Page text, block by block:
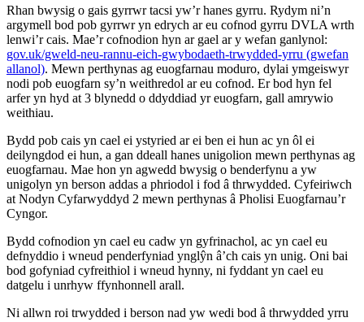
Rhan bwysig o gais gyrrwr tacsi yw’r hanes gyrru. Rydym ni’n
argymell bod pob gyrrwr yn edrych ar eu cofnod gyrru DVLA wrth
lenwi’r cais. Mae’r cofnodion hyn ar gael ar y wefan ganlynol:
gov.uk/gweld-neu-rannu-eich-gwybodaeth-trwydded-yrru (gwefan
allanol). Mewn perthynas ag euogfarnau moduro, dylai ymgeiswyr
nodi pob euogfarn sy’n weithredol ar eu cofnod. Er bod hyn fel
arfer yn hyd at 3 blynedd o ddyddiad yr euogfarn, gall amrywio
weithiau.
Bydd pob cais yn cael ei ystyried ar ei ben ei hun ac yn ôl ei
deilyngdod ei hun, a gan ddeall hanes unigolion mewn perthynas ag
euogfarnau. Mae hon yn agwedd bwysig o benderfynu a yw
unigolyn yn berson addas a phriodol i fod â thrwydded. Cyfeiriwch
at Nodyn Cyfarwyddyd 2 mewn perthynas â Pholisi Euogfarnau’r
Cyngor.
Bydd cofnodion yn cael eu cadw yn gyfrinachol, ac yn cael eu
defnyddio i wneud penderfyniad ynglŷn â’ch cais yn unig. Oni bai
bod gofyniad cyfreithiol i wneud hynny, ni fyddant yn cael eu
datgelu i unrhyw ffynhonnell arall.
Ni allwn roi trwydded i berson nad yw wedi bod â thrwydded yrru